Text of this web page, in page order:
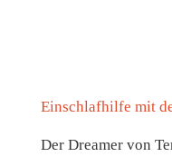
Einschlafhilfe mit
Der Dreamer von